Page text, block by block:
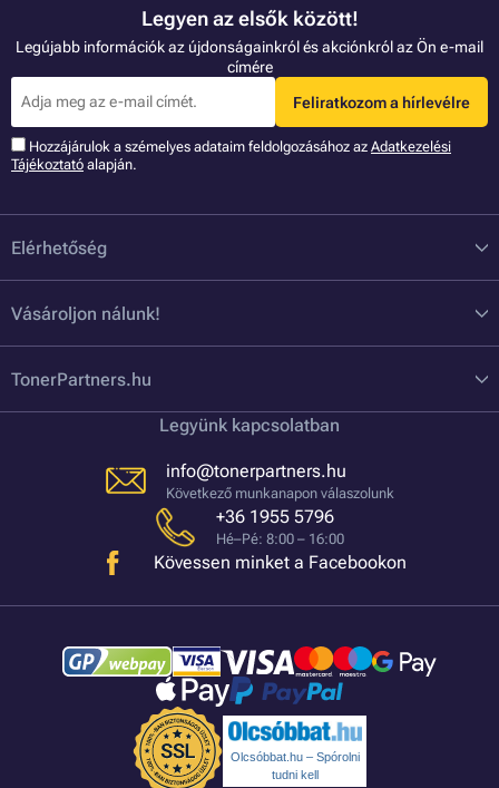
Legyen az elsők között!
Legújabb információk az újdonságainkról és akciónkról az Ön e-mail
címére
Feliratkozom a hírlevélre
Hozzájárulok a szémelyes adataim feldolgozásához az Adatkezelési
Tájékoztató alapján.
Elérhetőség
Vásároljon nálunk!
TonerPartners.hu
Legyünk kapcsolatban
info@tonerpartners.hu
Következő munkanapon válaszolunk
+36 1955 5796
Hé–Pé: 8:00 – 16:00
Kövessen minket a Facebookon
Olcsóbbat.hu – Spórolni
tudni kell